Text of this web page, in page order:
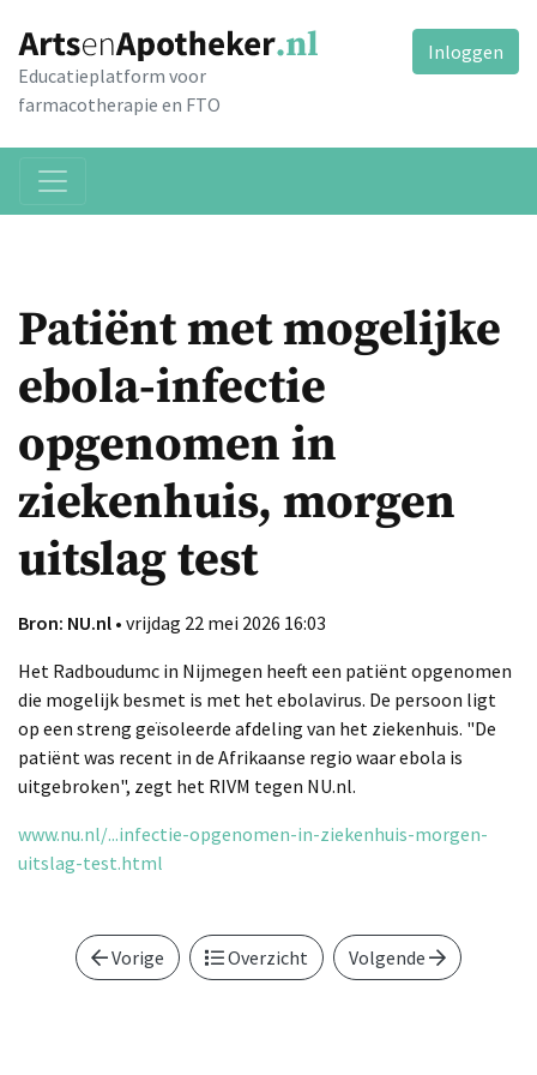
Educatieplatform voor
farmacotherapie en FTO
Inloggen
Patiënt met mogelijke
ebola-infectie
opgenomen in
ziekenhuis, morgen
uitslag test
Bron: NU.nl • vrijdag 22 mei 2026 16:03
Het Radboudumc in Nijmegen heeft een patiënt opgenomen
die mogelijk besmet is met het ebolavirus. De persoon ligt
op een streng geïsoleerde afdeling van het ziekenhuis. "De
patiënt was recent in de Afrikaanse regio waar ebola is
uitgebroken", zegt het RIVM tegen NU.nl.
www.nu.nl/...infectie-opgenomen-in-ziekenhuis-morgen-
uitslag-test.html
Vorige Overzicht Volgende